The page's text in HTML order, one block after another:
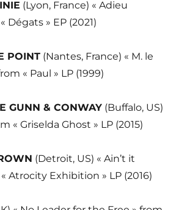
(Lyon, France) « Adieu
Dégats » EP (2021)
POINT (Nantes, France) « M. le
« Paul » LP (1999)
GUNN & CONWAY (Buffalo, US)
« Griselda Ghost » LP (2015)
(Detroit, US) « Ain’t it
Atrocity Exhibition » LP (2016)